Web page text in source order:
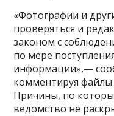
«Фотографии и
проверяться и
законом с
по мере
информации»,—
комментируя
Причины, по
ведомство не